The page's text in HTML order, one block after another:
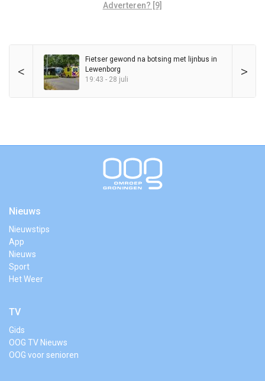
Adverteren? [9]
< >
Fietser gewond na botsing met lijnbus in
Lewenborg
19:43 - 28 juli
Nieuws
Nieuwstips
App
Nieuws
Sport
Het Weer
TV
Gids
OOG TV Nieuws
OOG voor senioren